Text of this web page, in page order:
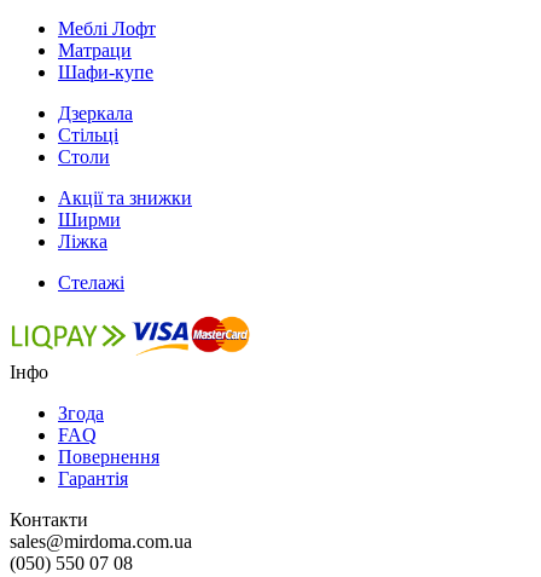
Меблі Лофт
Матраци
Шафи-купе
Дзеркала
Стільці
Столи
Акції та знижки
Ширми
Ліжка
Стелажі
Інфо
Згода
FAQ
Повернення
Гарантія
Контакти
sales@mirdoma.com.ua
(050) 550 07 08